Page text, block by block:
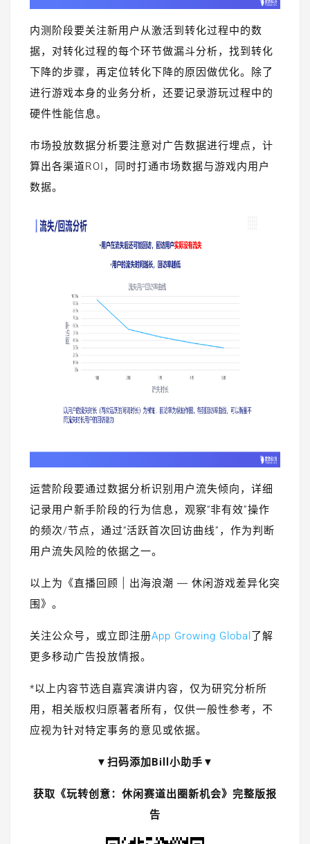
内测阶段要关注新用户从激活到转化过程中的数
据，对转化过程的每个环节做漏斗分析，找到转化
下降的步骤，再定位转化下降的原因做优化。除了
进行游戏本身的业务分析，还要记录游玩过程中的
硬件性能信息。
市场投放数据分析要注意对广告数据进行埋点，计
算出各渠道ROI，同时打通市场数据与游戏内用户
数据。
运营阶段要通过数据分析识别用户流失倾向，详细
记录用户新手阶段的行为信息，观察“非有效”操作
的频次/节点，通过“活跃首次回访曲线”，作为判断
用户流失风险的依据之一。
以上为《直播回顾 | 出海浪潮 — 休闲游戏差异化突
围》。
关注公众号，或立即注册App Growing Global 了解
更多移动广告投放情报。
*以上内容节选自嘉宾演讲内容，仅为研究分析所
用，相关版权归原著者所有，仅供一般性参考，不
应视为针对特定事务的意见或依据。
▼扫码添加Bill小助手▼
获取《玩转创意：休闲赛道出圈新机会》完整版报
告